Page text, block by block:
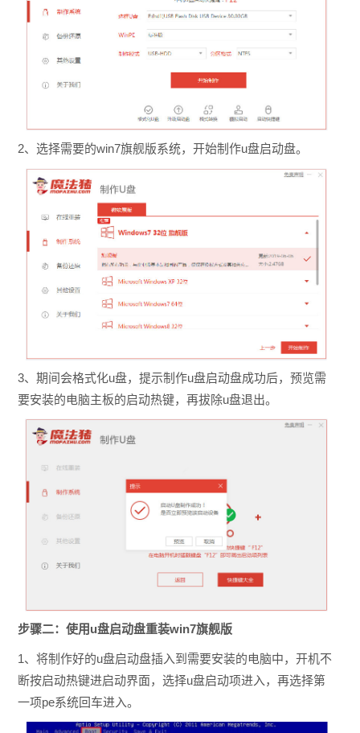
2、选择需要的win7旗舰版系统，开始制作u盘启动盘。
3、期间会格式化u盘，提示制作u盘启动盘成功后，预览需
要安装的电脑主板的启动热键，再拔除u盘退出。
步骤二：使用u盘启动盘重装win7旗舰版
1、将制作好的u盘启动盘插入到需要安装的电脑中，开机不
断按启动热键进启动界面，选择u盘启动项进入，再选择第
一项pe系统回车进入。